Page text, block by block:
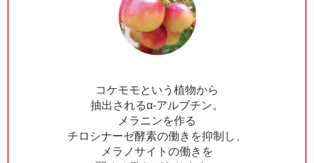
コケモモという植物から
抽出されるα-アルブチン。
メラニンを作る
チロシナーゼ酵素の働きを抑制し、
メラノサイトの働きを